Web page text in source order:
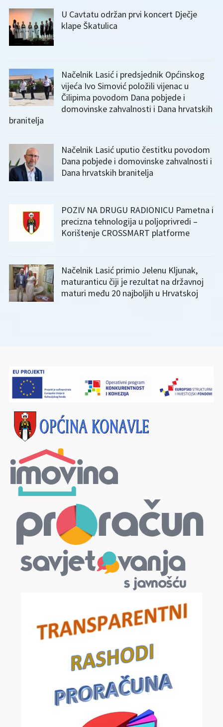
U Cavtatu održan prvi koncert Dječje
klape Škatulica
Načelnik Lasić i predsjednik Općinskog
vijeća Ivo Simović položili vijenac u
Čilipima povodom Dana pobjede i
domovinske zahvalnosti i Dana hrvatskih
branitelja
Načelnik Lasić uputio čestitku povodom
Dana pobjede i domovinske zahvalnosti i
Dana hrvatskih branitelja
POZIV NA DRUGU RADIONICU Pametna i
precizna tehnologija u poljoprivredi –
Korištenje CROSSMART platforme
Načelnik Lasić primio Jelenu Kljunak,
maturanticu čiji je rezultat na državnoj
maturi među 20 najboljih u Hrvatskoj